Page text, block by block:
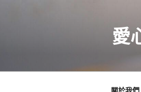
愛
關於我們